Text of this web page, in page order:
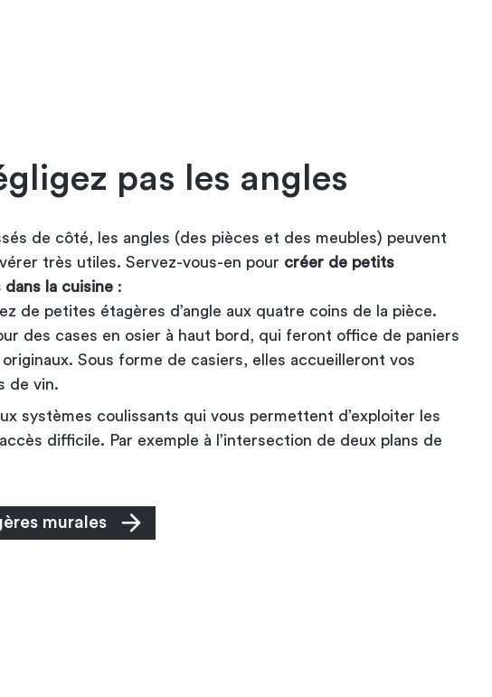
pas les angles
de côté, les angles (des pièces et des meubles) peuvent
très utiles. Servez-vous-en pour créer de petits
dans la cuisine :
de petites étagères d’angle aux quatre coins de la pièce.
des cases en osier à haut bord, qui feront office de paniers
Sous forme de casiers, elles accueilleront vos
de vin.
systèmes coulissants qui vous permettent d’exploiter les
difficile. Par exemple à l’intersection de deux plans de
murales